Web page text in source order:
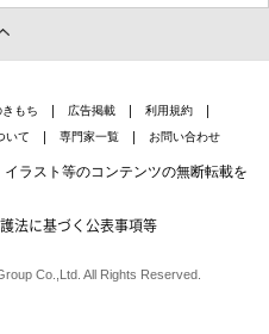
もち 広告掲載
利用規約
いて 専門家一覧 お問い合わせ
ラスト等のコンテンツの無断転載を
法に基づく公表事項等
Co.,Ltd. All Rights Reserved.